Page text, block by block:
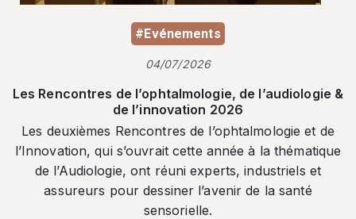
#Evénements
04/07/2026
Les Rencontres de l’ophtalmologie, de l’audiologie &
de l’innovation 2026
Les deuxièmes Rencontres de l’ophtalmologie et de
l’Innovation, qui s’ouvrait cette année à la thématique
de l’Audiologie, ont réuni experts, industriels et
assureurs pour dessiner l’avenir de la santé
sensorielle.